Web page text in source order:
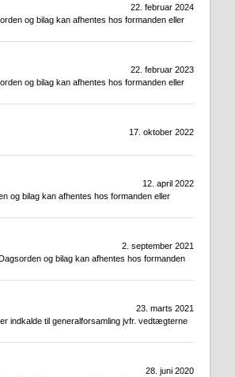
22. februar 2024
og bilag kan afhentes hos formanden eller
22. februar 2023
og bilag kan afhentes hos formanden eller
17. oktober 2022
12. april 2022
og bilag kan afhentes hos formanden eller
2. september 2021
og bilag kan afhentes hos formanden
23. marts 2021
indkalde til generalforsamling jvfr. vedtægterne
28. juni 2020